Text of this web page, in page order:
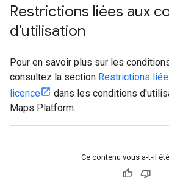
Restrictions liées aux
d'utilisation
Pour en savoir plus sur les
consultez la section Restrictions
licence
dans les conditions
Maps Platform.
Ce contenu vous a-t-il